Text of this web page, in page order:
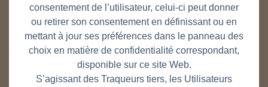
consentement de l’utilisateur, celui-ci peut donner
ou retirer son consentement en définissant ou en
mettant à jour ses préférences dans le panneau des
choix en matière de confidentialité correspondant,
disponible sur ce site Web.
S’agissant des Traqueurs tiers, les Utilisateurs